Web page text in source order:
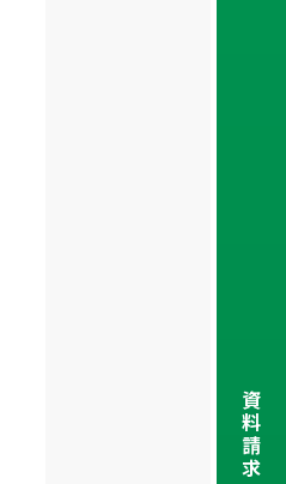
資
料
請
求